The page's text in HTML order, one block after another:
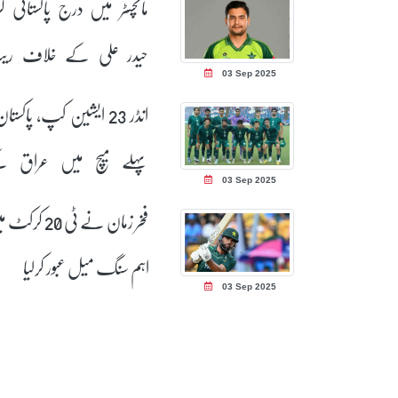
03 Sep 2025
حیدر علی کے خلاف
کیس خارج
03 Sep 2025
انڈر 23 ایشین کپ،
پہلے میچ میں
ہاتھوں شکست
03 Sep 2025
فخر زمان نے ٹی
اہم سنگ میل عبور کرلیا